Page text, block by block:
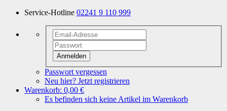
Service-Hotline 02241 9 110 999
Anmelden
Passwort vergessen
Neu hier? Jetzt registrieren
Warenkorb: 0,00 €
Es befinden sich keine Artikel im Warenkorb